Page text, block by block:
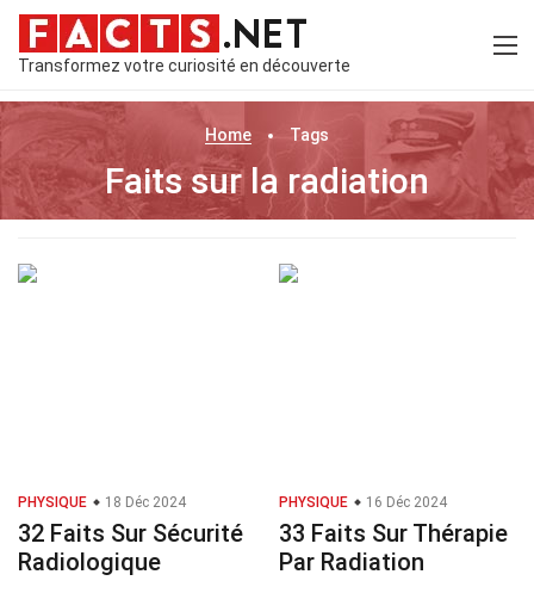
Transformez votre curiosité en découverte
Home Tags
Faits sur la radiation
PHYSIQUE 18 Déc 2024
32 Faits Sur Sécurité
Radiologique
PHYSIQUE 16 Déc 2024
33 Faits Sur Thérapie
Par Radiation